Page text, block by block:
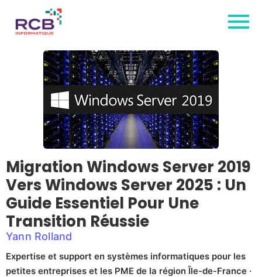
Migration Windows Server 2019
Vers Windows Server 2025 : Un
Guide Essentiel Pour Une
Transition Réussie
Yann Rolland
Expertise et support en systèmes informatiques pour les
petites entreprises et les PME de la région Île-de-France ·